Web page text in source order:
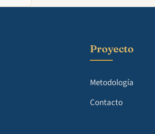
Proyecto
Metodología
Contacto